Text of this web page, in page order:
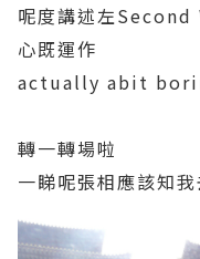
呢度講述左
心既運作
actually abit
轉一轉場啦
一睇呢張相應該知